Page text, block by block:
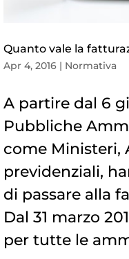
Quanto vale la
Apr 4, 2016 | Normativa
A partire dal 6
Pubbliche
come Ministeri,
previdenziali,
di passare alla
Dal 31 marzo
per tutte le